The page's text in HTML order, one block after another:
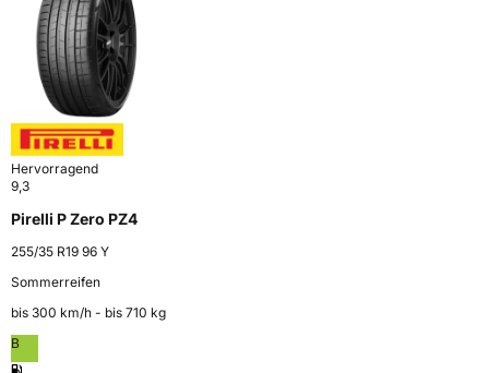
Hervorragend
9,3
Pirelli P Zero PZ4
255/35 R19 96 Y
Sommerreifen
bis 300 km⁠/⁠h - bis 710 kg
B